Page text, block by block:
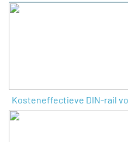
Kosteneffectieve DIN-rail